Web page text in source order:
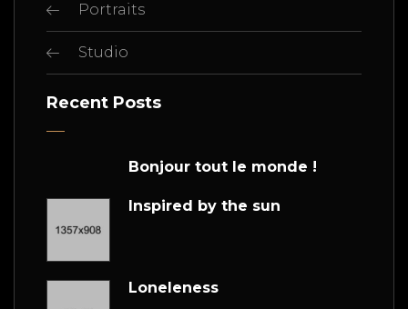
Portraits
Studio
Recent Posts
Bonjour tout le monde !
Inspired by the sun
Loneleness